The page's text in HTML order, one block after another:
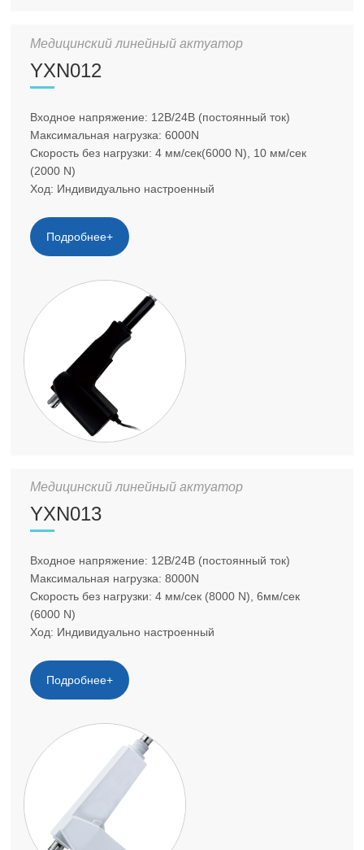
Медицинский линейный актуатор
YXN012
Входное напряжение: 12В/24В (постоянный ток)
Максимальная нагрузка: 6000N
Скорость без нагрузки: 4 мм/сек(6000 N), 10 мм/сек
(2000 N)
Ход: Индивидуально настроенный
Подробнее+
Медицинский линейный актуатор
YXN013
Входное напряжение: 12В/24В (постоянный ток)
Максимальная нагрузка: 8000N
Скорость без нагрузки: 4 мм/сек (8000 N), 6мм/сек
(6000 N)
Ход: Индивидуально настроенный
Подробнее+